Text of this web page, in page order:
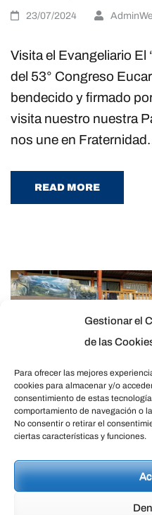
Gestionar el
de las
Para ofrecer las mejores
cookies para almacenar y/o
consentimiento de estas
comportamiento de navegación o
No consentir o retirar el
ciertas características y funciones.
23/07/2024
Visita el Evangeliario El
del 53° Congreso
bendecido y firmado
visita nuestro nuestra
nos une en
READ MORE
Quinindé en
Historia,